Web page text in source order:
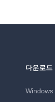
다운로드
Windows